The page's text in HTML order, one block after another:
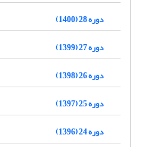
دوره 28 (1400)
دوره 27 (1399)
دوره 26 (1398)
دوره 25 (1397)
دوره 24 (1396)